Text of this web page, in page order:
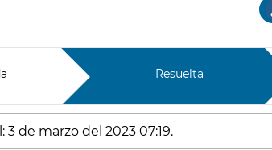
Resuelta
de marzo del 2023 07:19.